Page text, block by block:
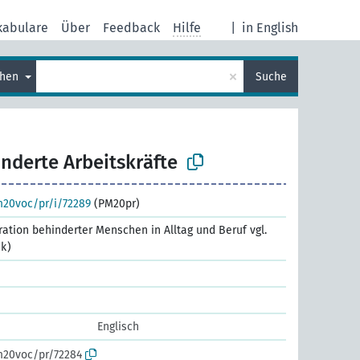
in English
Über Feedback Hilfe
× Suche
Arbeitskräfte
pr/i/72289 (PM20pr)
behinderter Menschen in Alltag und Beruf vgl.
Englisch
pr/72284